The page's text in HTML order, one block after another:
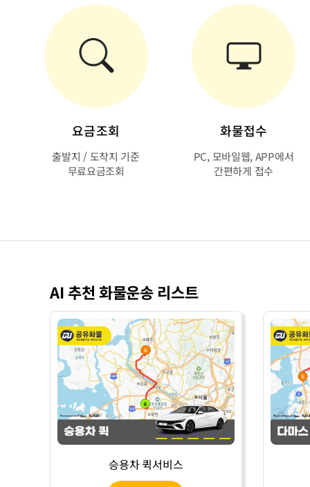
요금조회
출발지 / 도착지 기준
무료요금조회
화물접수
PC, 모바일웹, APP에서
간편하게 접수
AI 추천 화물운송 리스트
승용차 퀵서비스